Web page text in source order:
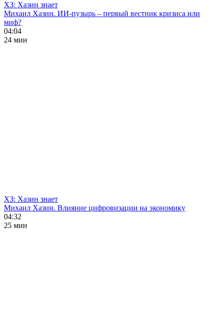
ХЗ: Хазин знает
Михаил Хазин. ИИ-пузырь – первый вестник кризиса или
миф?
04:04
24 мин
ХЗ: Хазин знает
Михаил Хазин. Влияние цифровизации на экономику
04:32
25 мин